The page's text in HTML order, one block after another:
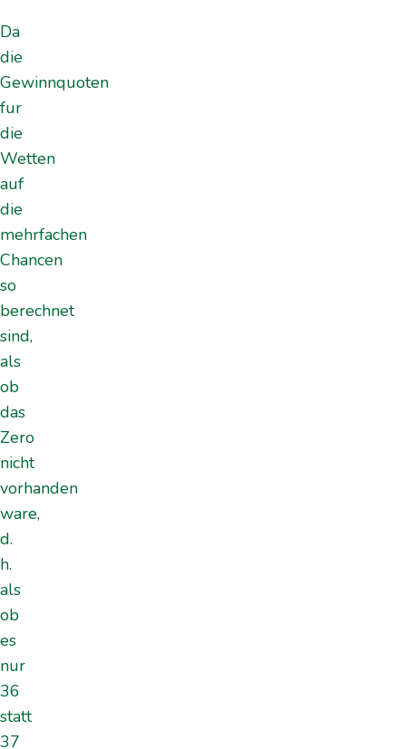
Da
die
Gewinnquoten
fur
die
Wetten
auf
die
mehrfachen
Chancen
so
berechnet
sind,
als
ob
das
Zero
nicht
vorhanden
ware,
d.
h.
als
ob
es
nur
36
statt
37